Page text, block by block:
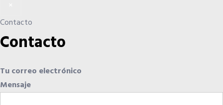
Contacto
Contacto
Tu correo electrónico
Mensaje